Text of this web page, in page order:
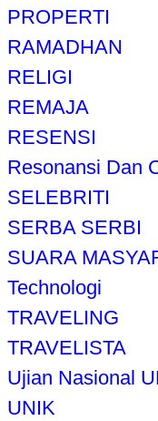
PROPERTI
RAMADHAN
RELIGI
REMAJA
RESENSI
Resonansi Dan
SELEBRITI
SERBA SERBI
SUARA
Technologi
TRAVELING
TRAVELISTA
Ujian Nasional
UNIK